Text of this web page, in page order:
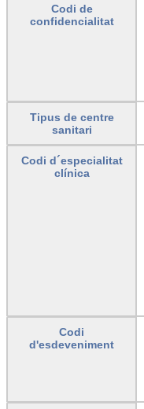
Codi de
confidencialitat
Tipus de centre
sanitari
Codi d´especialitat
clínica
Codi
d'esdeveniment